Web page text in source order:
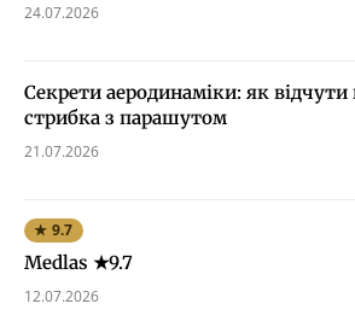
24.07.2026
Секрети аеродинаміки: як відчути
стрибка з парашутом
21.07.2026
★ 9.7
Medlas ★9.7
12.07.2026